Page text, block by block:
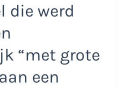
die werd
“met grote
een